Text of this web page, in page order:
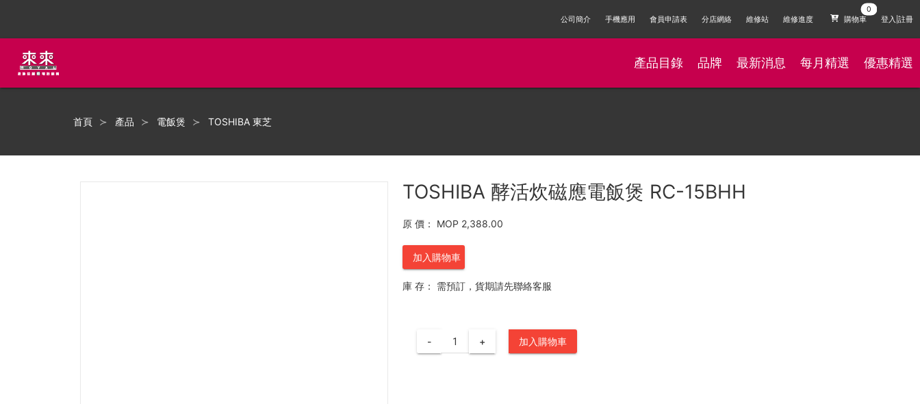
公司簡介 手機應用 會員申請表 分店網絡 維修站 維修進度 購物車 登入|註冊
產品目錄 品牌 最新消息 每月精選 優惠精選
首頁 產品 電飯煲 TOSHIBA 東芝
TOSHIBA 酵活炊磁應電飯煲 RC-15BHH
原 價： MOP 2,388.00
加入購物車
庫 存： 需預訂，貨期請先聯絡客服
- + 加入購物車